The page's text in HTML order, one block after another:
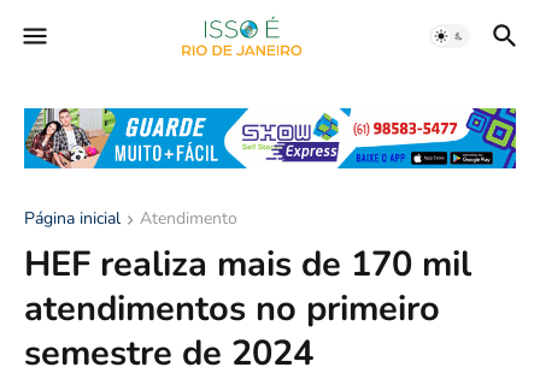
Página inicial Atendimento
HEF realiza mais de 170 mil
atendimentos no primeiro
semestre de 2024